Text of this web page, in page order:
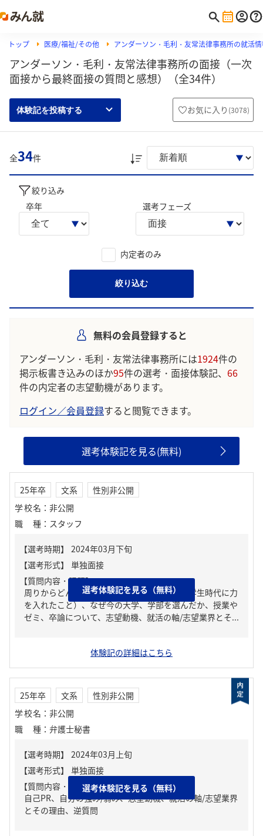
トップ 医療/福祉/その他 アンダーソン・毛利・友常法律事務所の就活
アンダーソン・毛利・友常法律事務所の面接（一次
面接から最終面接の質問と感想）（全34件）
体験記を投稿する お気に入り (3078)
全34件
絞り込み
卒年
選考フェーズ
内定者のみ
絞り込む
無料の会員登録すると
アンダーソン・毛利・友常法律事務所には1924件の
掲示板書き込みのほか95件の選考・面接体験記、 66
件の内定者の志望動機があります。
ログイン／会員登録すると閲覧できます。
選考体験記を見る(無料)
25年卒 文系
性別非公開
学校名 ： 非公開
職種 ： スタッフ
【質問内容・課題】
周りからどんな人といわれる？、ガクチカ（学生時代に力
を入れたこと）、なぜ今の大学、学部を選んだか、授業や
ゼミ、卒論について、志望動機、就活の軸/志望業界とそ...
選考体験記を見る（無料）
体験記の詳細はこちら
25年卒 文系
性別非公開
学校名 ： 非公開
職種 ： 弁護士秘書
【質問内容・課題】
自己PR、自分の強み/弱み、志望動機、就活の軸/志望業界
とその理由、逆質問
選考体験記を見る（無料）